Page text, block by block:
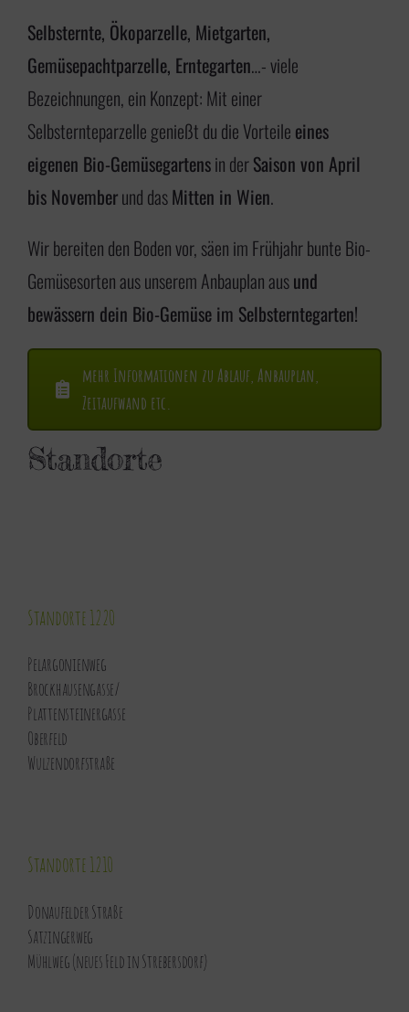
Selbsternte, Ökoparzelle, Mietgarten,
Gemüsepachtparzelle, Erntegarten…- viele
Bezeichnungen, ein Konzept: Mit einer
Selbsternteparzelle genießt du die Vorteile eines
eigenen Bio-Gemüsegartensin derSaison von April
bis Novemberund dasMitten in Wien.
Wir bereiten den Boden vor, säen im Frühjahr bunte Bio-
Gemüsesorten aus unserem Anbauplan ausund
bewässern dein Bio-Gemüse im Selbsterntegarten!
mehr Informationen zu Ablauf, Anbauplan,
Zeitaufwand etc.
Standorte
Standorte 1220
Pelargonienweg
Brockhausengasse/
Plattensteinergasse
Oberfeld
Wulzendorfstraße
Standorte 1210
Donaufelder Straße
Satzingerweg
Mühlweg (neues Feld in Strebersdorf)